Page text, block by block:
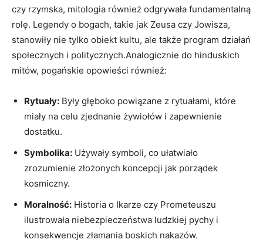
czy rzymska, mitologia również odgrywała fundamentalną
rolę. Legendy o bogach, takie jak Zeusa czy Jowisza,
stanowiły nie tylko obiekt kultu, ale także program działań
społecznych i politycznych.Analogicznie do hinduskich
mitów, pogańskie opowieści również:
Rytuały: Były głęboko powiązane z rytuałami, które
miały na celu zjednanie żywiołów i zapewnienie
dostatku.
Symbolika: Używały symboli, co ułatwiało
zrozumienie złożonych koncepcji jak porządek
kosmiczny.
Moralność: Historia o Ikarze czy Prometeuszu
ilustrowała niebezpieczeństwa ludzkiej pychy i
konsekwencje złamania boskich nakazów.